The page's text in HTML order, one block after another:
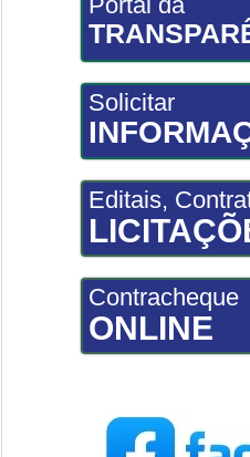
Solicitar
Editais,
Contracheque
ONLINE